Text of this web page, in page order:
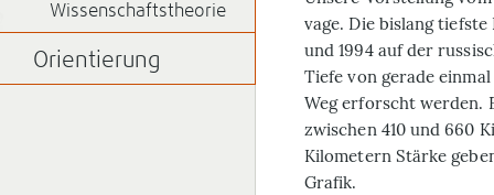
vage. Die bislang
und 1994 auf der
Tiefe von gerade
Weg erforscht werden.
zwischen 410 und 660
Kilometern Stärke
Grafik.
Wissenschaftstheorie
Orientierung